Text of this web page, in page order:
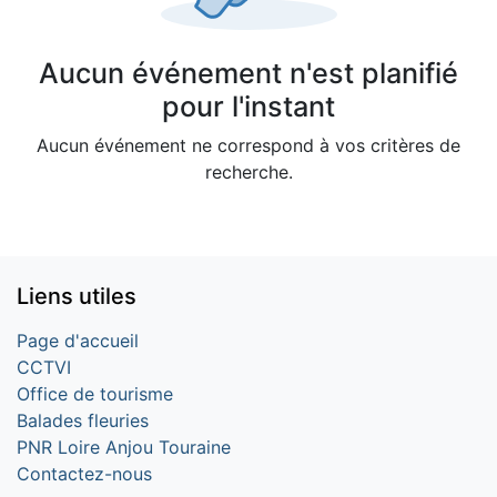
Aucun événement n'est planifié
pour l'instant
Aucun événement ne correspond à vos critères de
recherche.
Liens utiles
Page d'accueil
CCTVI
Office de tourisme
Balades fleuries
PNR Loire Anjou Touraine
Contactez-nous